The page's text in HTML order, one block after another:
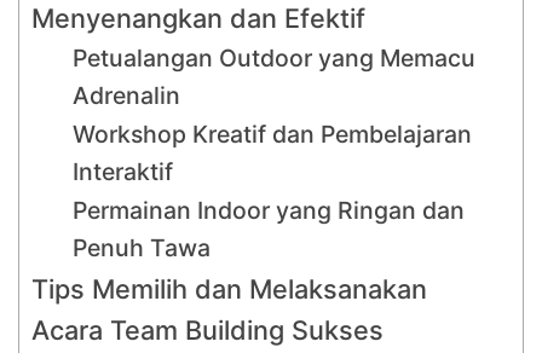
Menyenangkan dan Efektif
Petualangan Outdoor yang Memacu
Adrenalin
Workshop Kreatif dan Pembelajaran
Interaktif
Permainan Indoor yang Ringan dan
Penuh Tawa
Tips Memilih dan Melaksanakan
Acara Team Building Sukses